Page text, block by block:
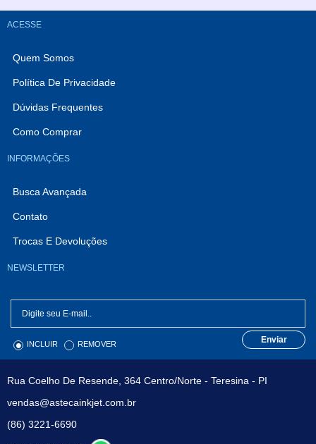
TIRANTES
VARIADOS
ACESSE
Quem Somos
Política De Privacidade
Dúvidas Frequentes
Como Comprar
INFORMAÇÕES
Busca Avançada
Contato
Trocas E Devoluções
NEWSLETTER
INCLUIR REMOVER Enviar
Rua Coelho De Resende, 364 Centro/Norte - Teresina - PI
vendas@astecainkjet.com.br
(86) 3221-6690